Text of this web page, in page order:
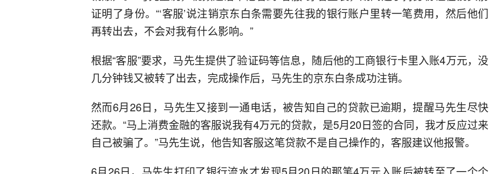
证明了身份。“‘客服’说注销京东白条需要先往我的银行账户里转一笔费用，然后他们
再转出去，不会对我有什么影响。”
根据“客服”要求，马先生提供了验证码等信息，随后他的工商银行卡里入账4万元，没
几分钟钱又被转了出去，完成操作后，马先生的京东白条成功注销。
然而6月26日，马先生又接到一通电话，被告知自己的贷款已逾期，提醒马先生尽快
还款。“马上消费金融的客服说我有4万元的贷款，是5月20日签的合同，我才反应过来
自己被骗了。”马先生说，他告知客服这笔贷款不是自己操作的，客服建议他报警。